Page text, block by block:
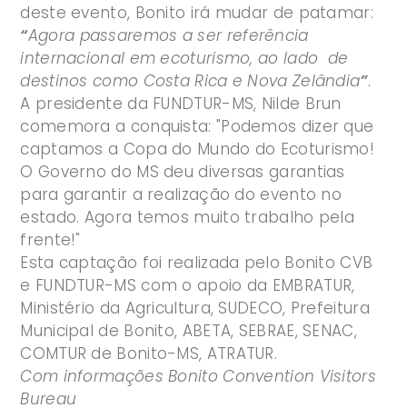
deste evento, Bonito irá mudar de patamar:
“Agora passaremos a ser referência
internacional em ecoturismo, ao lado de
destinos como Costa Rica e Nova Zelândia”.
A presidente da FUNDTUR-MS, Nilde Brun
comemora a conquista: "Podemos dizer que
captamos a Copa do Mundo do Ecoturismo!
O Governo do MS deu diversas garantias
para garantir a realização do evento no
estado. Agora temos muito trabalho pela
frente!"
Esta captação foi realizada pelo Bonito CVB
e FUNDTUR-MS com o apoio da EMBRATUR,
Ministério da Agricultura, SUDECO, Prefeitura
Municipal de Bonito, ABETA, SEBRAE, SENAC,
COMTUR de Bonito-MS, ATRATUR.
Com informações Bonito Convention Visitors
Bureau